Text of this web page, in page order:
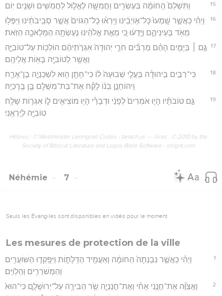
15 וַתִּשְׁלַם֙ הַֽחוֹמָ֔ה בְּעֶשְׂרִ֥ים וַחֲמִשָּׁ֖ה לֶאֱל֑וּל לַחֲמִשִּׁ֥ים וּשְׁנַ֖יִם יֽוֹם׃
16
וַיְהִ֗י כַּאֲשֶׁ֤ר שָֽׁמְעוּ֙ כָּל־א֣וֹיְבֵ֔ינוּ וַיִּֽרְא֗וּ כָּל־הַגּוֹיִם֙ אֲשֶׁ֣ר סְבִֽיבֹתֵ֔ינוּ וַיִּפְּל֥וּ
מְאֹ֖ד בְּעֵינֵיהֶ֑ם וַיֵּ֣דְע֔וּ כִּ֚י מֵאֵ֣ת אֱלֹהֵ֔ינוּ נֶעֶשְׂתָ֖ה הַמְּלָאכָ֥ה הַזֹּֽאת׃
17
גַּ֣ם ׀ בַּיָּמִ֣ים הָהֵ֗ם מַרְבִּ֞ים חֹרֵ֤י יְהוּדָה֙ אִגְּרֹ֣תֵיהֶ֔ם הוֹלְכ֖וֹת עַל־טוֹבִיָּ֑ה
וַאֲשֶׁ֥ר לְטוֹבִיָּ֖ה בָּא֥וֹת אֲלֵיהֶֽם׃
18
כִּי־רַבִּ֣ים בִּֽיהוּדָ֗ה בַּעֲלֵ֤י שְׁבוּעָה֙ ל֔וֹ כִּי־חָתָ֥ן ה֖וּא לִשְׁכַנְיָ֣ה בֶן־אָרַ֑ח
וִֽיהוֹחָנָ֣ן בְּנ֔וֹ לָקַ֕ח אֶת־בַּת־מְשֻׁלָּ֖ם בֶּ֥ן בֶּֽרֶכְיָֽה׃
19
גַּ֣ם טוֹבֹתָ֗יו הָי֤וּ אֹמְרִים֙ לְפָנַ֔י וּדְבָרַ֕י הָי֥וּ מוֹצִיאִ֖ים ל֑וֹ אִגְּר֛וֹת שָׁלַ֥ח
טוֹבִיָּ֖ה לְיָֽרְאֵֽנִי׃
Hébreu : © Westminster Leningrad Codex - tanach.us --- Grec : © 2010 by the
Society of Biblical Literature and Logos Bible Software - sblgnt.com
Néhémie 7
Seuls les Évangiles sont disponibles en vidéo pour le moment.
Les mesures de protection de la ville
1
וַיְהִ֗י כַּאֲשֶׁ֤ר נִבְנְתָה֙ הַחוֹמָ֔ה וָאַעֲמִ֖יד הַדְּלָת֑וֹת וַיִּפָּֽקְד֛וּ הַשּׁוֹעֲרִ֥ים
וְהַמְשֹׁרְרִ֖ים וְהַלְוִיִּֽם׃
2
וָאֲצַוֶּ֞ה אֶת־חֲנָ֣נִי אָחִ֗י וְאֶת־חֲנַנְיָ֛ה שַׂ֥ר הַבִּירָ֖ה עַל־יְרוּשָׁלִָ֑ם כִּי־הוּא֙